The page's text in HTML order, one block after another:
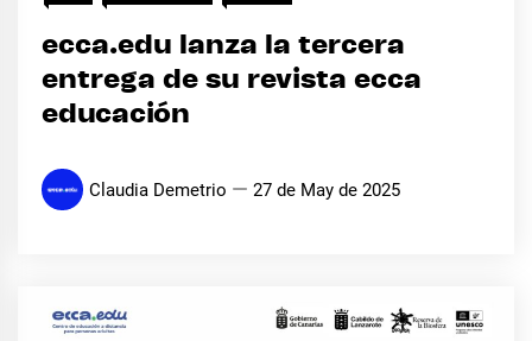
ecca.edu lanza la tercera
entrega de su revista ecca
educación
Claudia Demetrio 27 de May de 2025